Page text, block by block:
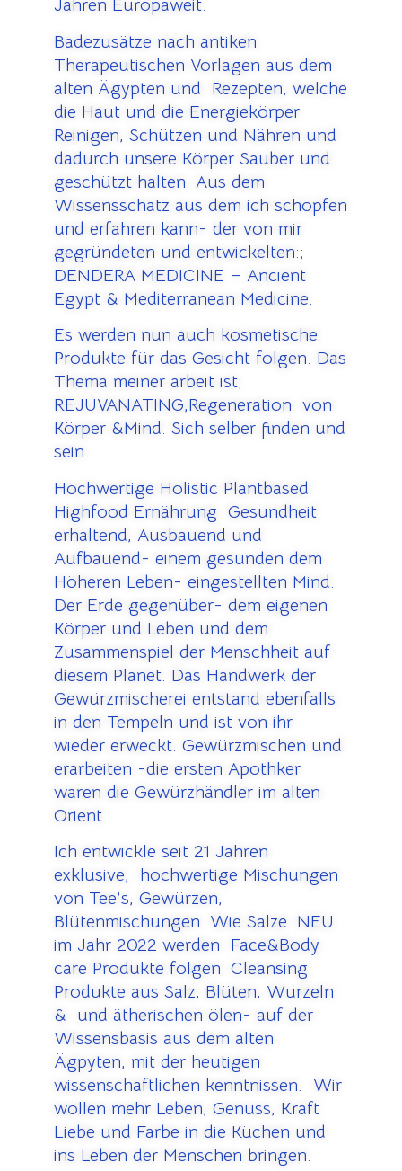
Jahren Europaweit.
Badezusätze nach antiken
Therapeutischen Vorlagen aus dem
alten Ägypten und Rezepten, welche
die Haut und die Energiekörper
Reinigen, Schützen und Nähren und
dadurch unsere Körper Sauber und
geschützt halten. Aus dem
Wissensschatz aus dem ich schöpfen
und erfahren kann- der von mir
gegründeten und entwickelten:;
DENDERA MEDICINE – Ancient
Egypt & Mediterranean Medicine.
Es werden nun auch kosmetische
Produkte für das Gesicht folgen. Das
Thema meiner arbeit ist;
REJUVANATING,Regeneration von
Körper &Mind. Sich selber finden und
sein.
Hochwertige Holistic Plantbased
Highfood Ernährung Gesundheit
erhaltend, Ausbauend und
Aufbauend- einem gesunden dem
Höheren Leben- eingestellten Mind.
Der Erde gegenüber- dem eigenen
Körper und Leben und dem
Zusammenspiel der Menschheit auf
diesem Planet. Das Handwerk der
Gewürzmischerei entstand ebenfalls
in den Tempeln und ist von ihr
wieder erweckt. Gewürzmischen und
erarbeiten -die ersten Apothker
waren die Gewürzhändler im alten
Orient.
Ich entwickle seit 21 Jahren
exklusive, hochwertige Mischungen
von Tee’s, Gewürzen,
Blütenmischungen. Wie Salze. NEU
im Jahr 2022 werden Face&Body
care Produkte folgen. Cleansing
Produkte aus Salz, Blüten, Wurzeln
& und ätherischen ölen- auf der
Wissensbasis aus dem alten
Ägpyten, mit der heutigen
wissenschaftlichen kenntnissen. Wir
wollen mehr Leben, Genuss, Kraft
Liebe und Farbe in die Küchen und
ins Leben der Menschen bringen.